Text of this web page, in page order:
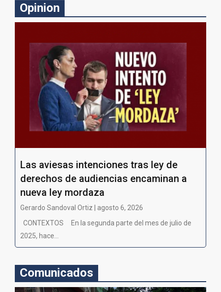
Opinion
Las aviesas intenciones tras ley de
derechos de audiencias encaminan a
nueva ley mordaza
Gerardo Sandoval Ortiz | agosto 6, 2026
CONTEXTOS En la segunda parte del mes de julio de
2025, hace...
Comunicados